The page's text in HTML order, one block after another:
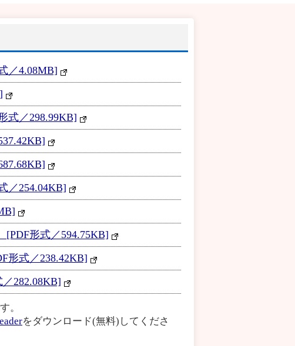
／4.08MB]
式／298.99KB]
／254.04KB]
形式／594.75KB]
式／238.42KB]
282.08KB]
。
をダウンロード(無料)してくださ